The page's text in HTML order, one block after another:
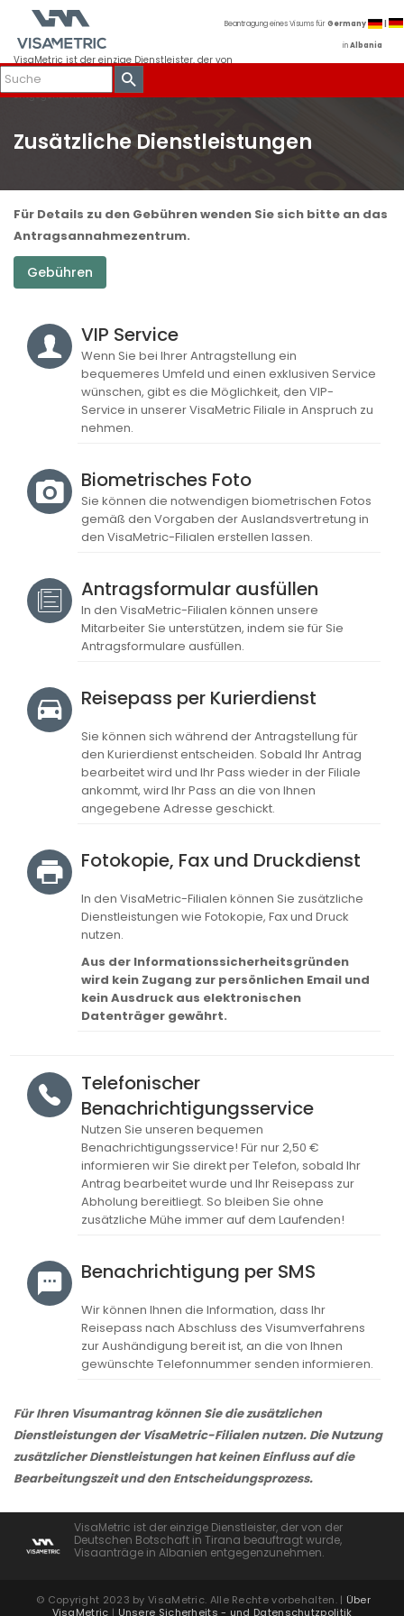
VisaMetric ist der einzige Dienstleister, der von
der Deutschen Botschaft in Tirana beauftragt
wurde, Visaanträge in Albanien
entgegenzunehmen.
Beantragung eines Visums fürGermany
inAlbania
Zusätzliche Dienstleistungen
Für Details zu den Gebühren wenden Sie sich bitte an das
Antragsannahmezentrum.
Gebühren
VIP Service
Wenn Sie bei Ihrer Antragstellung ein
bequemeres Umfeld und einen exklusiven Service
wünschen, gibt es die Möglichkeit, den VIP-
Service in unserer VisaMetric Filiale in Anspruch zu
nehmen.
Biometrisches Foto
Sie können die notwendigen biometrischen Fotos
gemäß den Vorgaben der Auslandsvertretung in
den VisaMetric-Filialen erstellen lassen.
Antragsformular ausfüllen
In den VisaMetric-Filialen können unsere
Mitarbeiter Sie unterstützen, indem sie für Sie
Antragsformulare ausfüllen.
Reisepass per Kurierdienst
Sie können sich während der Antragstellung für
den Kurierdienst entscheiden. Sobald Ihr Antrag
bearbeitet wird und Ihr Pass wieder in der Filiale
ankommt, wird Ihr Pass an die von Ihnen
angegebene Adresse geschickt.
Fotokopie, Fax und Druckdienst
In den VisaMetric-Filialen können Sie zusätzliche
Dienstleistungen wie Fotokopie, Fax und Druck
nutzen.
Aus der Informationssicherheitsgründen
wird kein Zugang zur persönlichen Email und
kein Ausdruck aus elektronischen
Datenträger gewährt.
Telefonischer
Benachrichtigungsservice
Nutzen Sie unseren bequemen
Benachrichtigungsservice! Für nur 2,50 €
informieren wir Sie direkt per Telefon, sobald Ihr
Antrag bearbeitet wurde und Ihr Reisepass zur
Abholung bereitliegt. So bleiben Sie ohne
zusätzliche Mühe immer auf dem Laufenden!
Benachrichtigung per SMS
Wir können Ihnen die Information, dass Ihr
Reisepass nach Abschluss des Visumverfahrens
zur Aushändigung bereit ist, an die von Ihnen
gewünschte Telefonnummer senden informieren.
Für Ihren Visumantrag können Sie die zusätzlichen
Dienstleistungen der VisaMetric-Filialen nutzen. Die Nutzung
zusätzlicher Dienstleistungen hat keinen Einfluss auf die
Bearbeitungszeit und den Entscheidungsprozess.
VisaMetric ist der einzige Dienstleister, der von der
Deutschen Botschaft in Tirana beauftragt wurde,
Visaanträge in Albanien entgegenzunehmen.
© Copyright 2023 by VisaMetric. Alle Rechte vorbehalten. | Über
VisaMetric | Unsere Sicherheits - und Datenschutzpolitik